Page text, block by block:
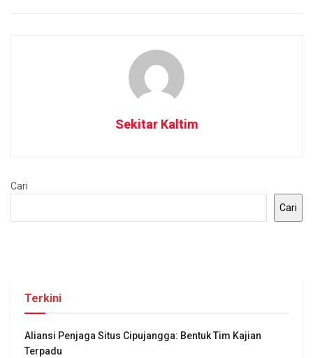
Sekitar Kaltim
Cari
Cari
Terkini
Aliansi Penjaga Situs Cipujangga: Bentuk Tim Kajian
Terpadu